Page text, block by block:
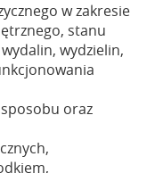
w zakresie
stanu
wydzielin,
oraz